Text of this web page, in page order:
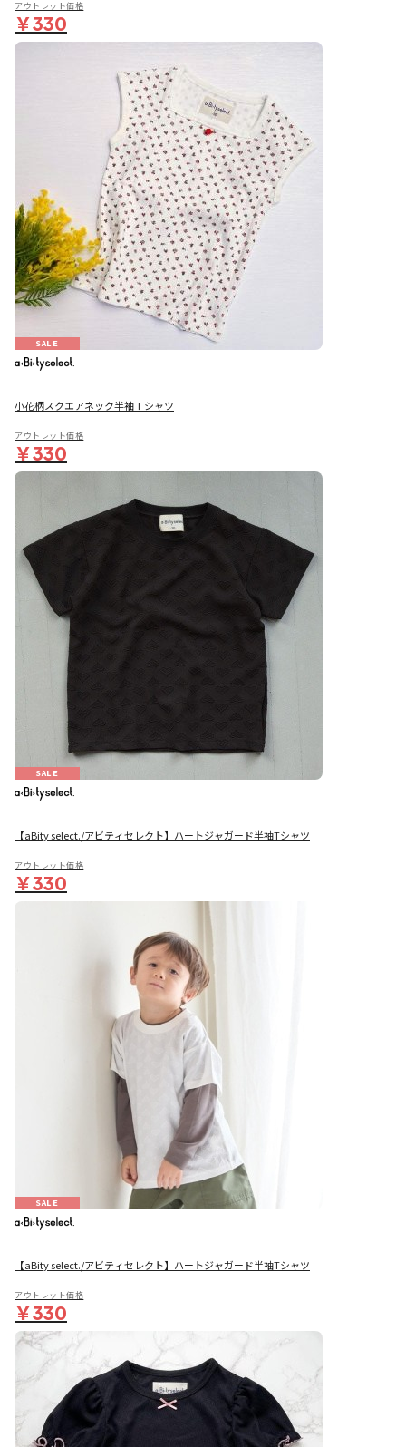
アウトレット価格
￥330
SALE
小花柄スクエアネック半袖Ｔシャツ
アウトレット価格
￥330
SALE
【aBity select./アビティセレクト】ハートジャガード半袖Tシャツ
アウトレット価格
￥330
SALE
【aBity select./アビティセレクト】ハートジャガード半袖Tシャツ
アウトレット価格
￥330